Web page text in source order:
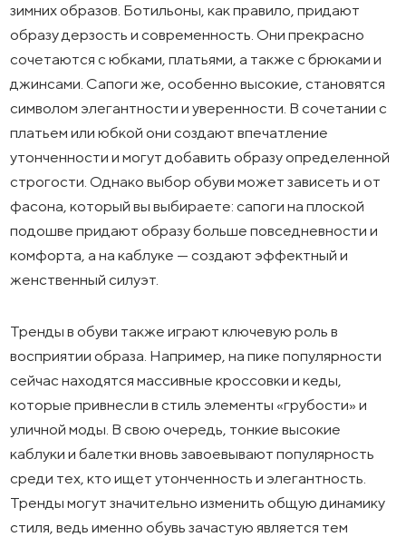
зимних образов. Ботильоны, как правило, придают
образу дерзость и современность. Они прекрасно
сочетаются с юбками, платьями, а также с брюками и
джинсами. Сапоги же, особенно высокие, становятся
символом элегантности и уверенности. В сочетании с
платьем или юбкой они создают впечатление
утонченности и могут добавить образу определенной
строгости. Однако выбор обуви может зависеть и от
фасона, который вы выбираете: сапоги на плоской
подошве придают образу больше повседневности и
комфорта, а на каблуке — создают эффектный и
женственный силуэт.
Тренды в обуви также играют ключевую роль в
восприятии образа. Например, на пике популярности
сейчас находятся массивные кроссовки и кеды,
которые привнесли в стиль элементы «грубости» и
уличной моды. В свою очередь, тонкие высокие
каблуки и балетки вновь завоевывают популярность
среди тех, кто ищет утонченность и элегантность.
Тренды могут значительно изменить общую динамику
стиля, ведь именно обувь зачастую является тем